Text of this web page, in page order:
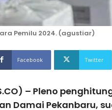
Pemilu 2024. (agustiar)
Facebook Twitter
– Pleno
Damai Pekanbaru,